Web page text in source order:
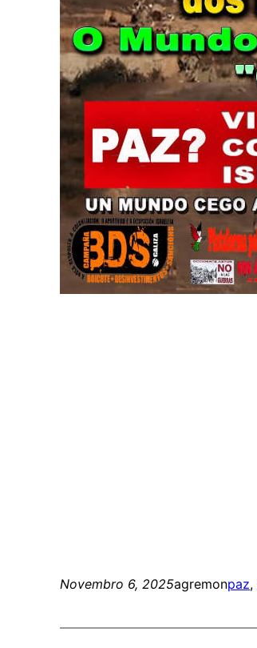
Novembro 6, 2025agremonpaz,